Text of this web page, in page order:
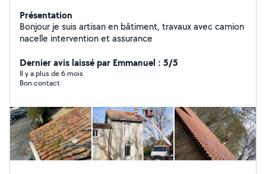
Présentation
Bonjour je suis artisan en bâtiment, travaux avec camion
nacelle intervention et assurance
Dernier avis laissé par Emmanuel : 5/5
Il y a plus de 6 mois
Bon contact